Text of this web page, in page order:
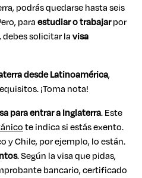
podrás quedarse hasta seis
paraestudiar o trabajarpor
solicitar lavisa
desde Latinoamérica,
¡Toma nota!
para entrar a Inglaterra. Este
te indica si estás exento.
y Chile, por ejemplo, lo están.
. Según la visa que pidas,
bancario, certificado